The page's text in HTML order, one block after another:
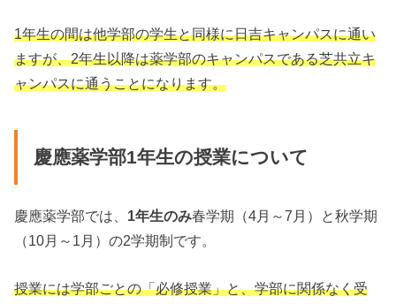
1年生の間は他学部の学生と同様に日吉キャンパスに通い
ますが、2年生以降は薬学部のキャンパスである芝共立キ
ャンパスに通うことになります。
慶應薬学部1年生の授業について
慶應薬学部では、 1年生のみ春学期（4月～7月）と秋学期
（10月～1月）の2学期制です。
授業には学部ごとの「必修授業」と、学部に関係なく受